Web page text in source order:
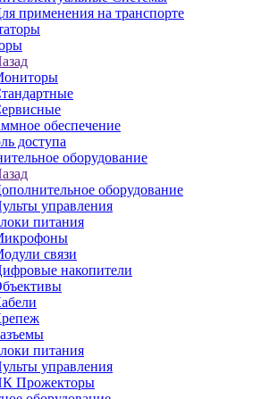
применения на транспорте
обеспечение
доступа
оборудование
оборудование
управления
питания
связи
накопители
питания
управления
Прожекторы